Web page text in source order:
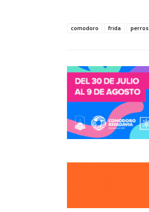
comodoro frida perros